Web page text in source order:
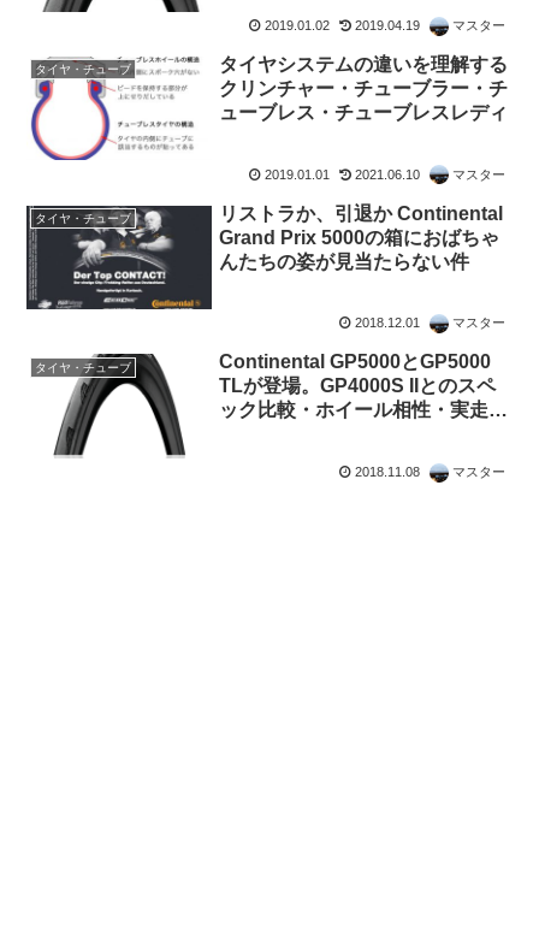
2019.01.02 2019.04.19 マスター
タイヤ・チューブ
タイヤシステムの違いを理解する
クリンチャー・チューブラー・チ
ューブレス・チューブレスレディ
2019.01.01 2021.06.10 マスター
タイヤ・チューブ
リストラか、引退か Continental
Grand Prix 5000の箱におばちゃ
んたちの姿が見当たらない件
2018.12.01 マスター
タイヤ・チューブ
Continental GP5000とGP5000
TLが登場。GP4000S IIとのスペ
ック比較・ホイール相性・実走情
2018.11.08 マスター